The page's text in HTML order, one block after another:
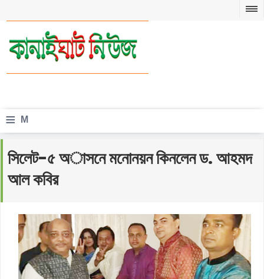
≡ M
n
u
সিলেট-৫ অাসনে মনোনয়ন কিনলেন ড. আহমদ
আল কবির